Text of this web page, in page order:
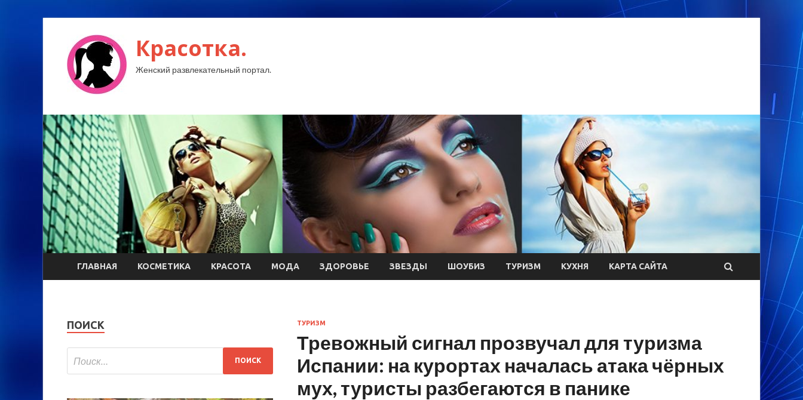
Красотка.
Женский развлекательный портал.
ГЛАВНАЯ КОСМЕТИКА КРАСОТА МОДА ЗДОРОВЬЕ ЗВЕЗДЫ ШОУБИЗ ТУРИЗМ КУХНЯ КАРТА САЙТА
ТУРИЗМ
Тревожный сигнал прозвучал для туризма
Испании: на курортах началась атака чёрных
мух, туристы разбегаются в панике
ПОИСК